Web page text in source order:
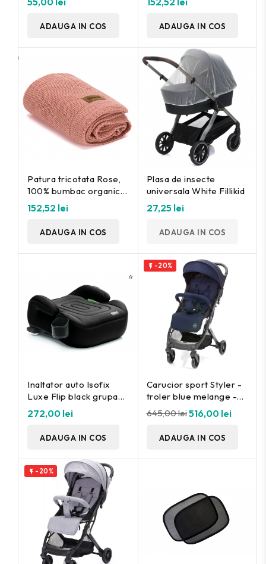
ADAUGA IN COS ADAUGA IN COS
Patura tricotata Rose,
100% bumbac organic,
80x100 cm, Fillikid
152,52 lei
ADAUGA IN COS
Plasa de insecte
universala White Fillikid
27,25 lei
ADAUGA IN COS
Inaltator auto Isofix
Luxe Flip black grupa
2/3, 125-150cm Fililikd
272,00 lei
ADAUGA IN COS
 -20%
Carucior sport Styler -
troler blue melange -
Fillikid
645,00 lei516,00 lei
ADAUGA IN COS
 -20%